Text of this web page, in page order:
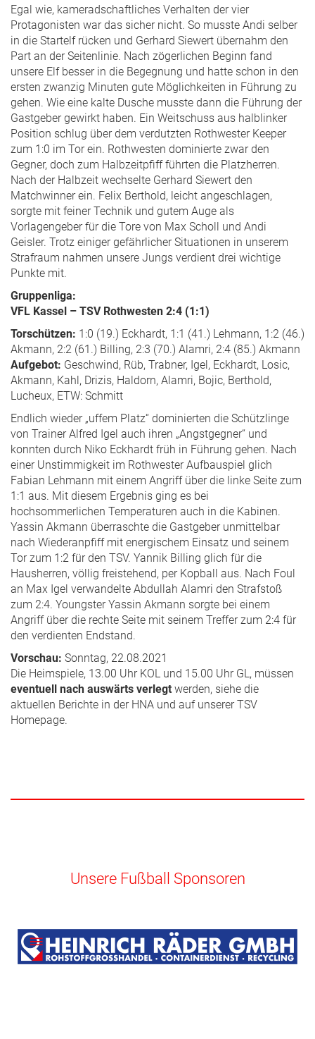
Egal wie, kameradschaftliches Verhalten der vier
Protagonisten war das sicher nicht. So musste Andi selber
in die Startelf rücken und Gerhard Siewert übernahm den
Part an der Seitenlinie. Nach zögerlichen Beginn fand
unsere Elf besser in die Begegnung und hatte schon in den
ersten zwanzig Minuten gute Möglichkeiten in Führung zu
gehen. Wie eine kalte Dusche musste dann die Führung der
Gastgeber gewirkt haben. Ein Weitschuss aus halblinker
Position schlug über dem verdutzten Rothwester Keeper
zum 1:0 im Tor ein. Rothwesten dominierte zwar den
Gegner, doch zum Halbzeitpfiff führten die Platzherren.
Nach der Halbzeit wechselte Gerhard Siewert den
Matchwinner ein. Felix Berthold, leicht angeschlagen,
sorgte mit feiner Technik und gutem Auge als
Vorlagengeber für die Tore von Max Scholl und Andi
Geisler. Trotz einiger gefährlicher Situationen in unserem
Strafraum nahmen unsere Jungs verdient drei wichtige
Punkte mit.
Gruppenliga:
VFL Kassel – TSV Rothwesten 2:4 (1:1)
Torschützen: 1:0 (19.) Eckhardt, 1:1 (41.) Lehmann, 1:2 (46.)
Akmann, 2:2 (61.) Billing, 2:3 (70.) Alamri, 2:4 (85.) Akmann
Aufgebot: Geschwind, Rüb, Trabner, Igel, Eckhardt, Losic,
Akmann, Kahl, Drizis, Haldorn, Alamri, Bojic, Berthold,
Lucheux, ETW: Schmitt
Endlich wieder „uffem Platz“ dominierten die Schützlinge
von Trainer Alfred Igel auch ihren „Angstgegner“ und
konnten durch Niko Eckhardt früh in Führung gehen. Nach
einer Unstimmigkeit im Rothwester Aufbauspiel glich
Fabian Lehmann mit einem Angriff über die linke Seite zum
1:1 aus. Mit diesem Ergebnis ging es bei
hochsommerlichen Temperaturen auch in die Kabinen.
Yassin Akmann überraschte die Gastgeber unmittelbar
nach Wiederanpfiff mit energischem Einsatz und seinem
Tor zum 1:2 für den TSV. Yannik Billing glich für die
Hausherren, völlig freistehend, per Kopball aus. Nach Foul
an Max Igel verwandelte Abdullah Alamri den Strafstoß
zum 2:4. Youngster Yassin Akmann sorgte bei einem
Angriff über die rechte Seite mit seinem Treffer zum 2:4 für
den verdienten Endstand.
Vorschau: Sonntag, 22.08.2021
Die Heimspiele, 13.00 Uhr KOL und 15.00 Uhr GL, müssen
eventuell nach auswärts verlegt werden, siehe die
aktuellen Berichte in der HNA und auf unserer TSV
Homepage.
Unsere Fußball Sponsoren